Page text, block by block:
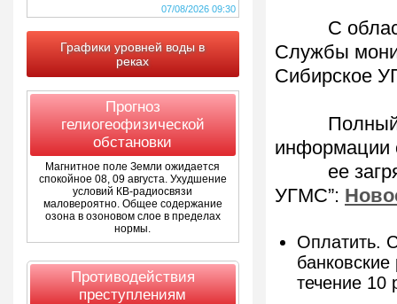
07/08/2026 09:30
Графики уровней воды в
реках
Прогноз
гелиогеофизической
обстановки
Магнитное поле Земли ожидается
спокойное 08, 09 августа. Ухудшение
условий КВ-радиосвязи
маловероятно. Общее содержание
озона в озоновом слое в пределах
нормы.
Противодействия
преступлениям
С
Службы
Сибирское
Полный
информации
ее
УГМС”:
Оплатить.
течение 10